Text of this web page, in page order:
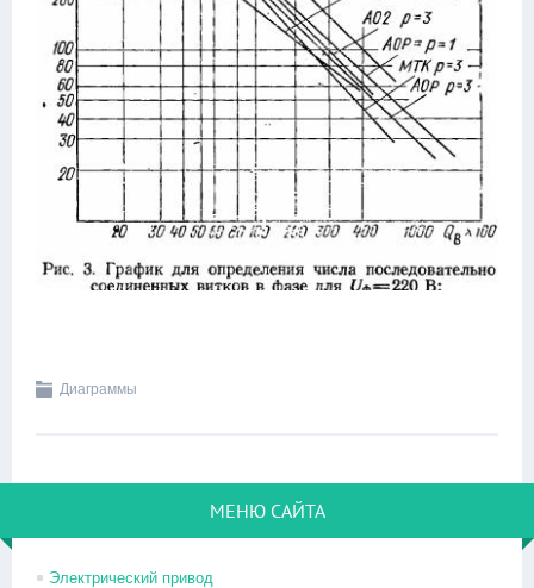
Диаграммы
МЕНЮ САЙТА
Электрический привод